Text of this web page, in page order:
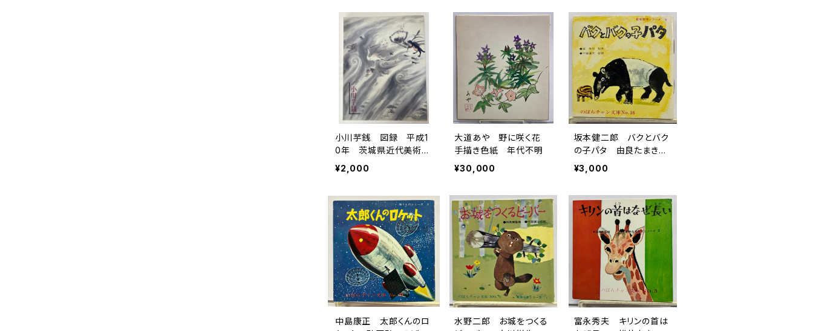
小川芋銭 図録 平成1
0年 茨城県近代美術館
刊
¥2,000
大道あや 野に咲く花
手描き色紙 年代不明
¥30,000
坂本健二郎 バクとバク
の子パタ 由良たまき
のばらチャン文庫16 文
庫通信あり 1960年代
¥3,000
中島康正 太郎くんのロ
水野二郎 お城をつくる
富永秀夫 キリンの首は